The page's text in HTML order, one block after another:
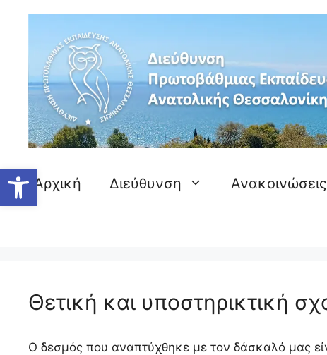
Ανοίξτε τη γραμμή εργαλείων
περιεχόμενο
Αρχική Διεύθυνση Ανακοινώσεις
Θετική και υποστηρικτική
Ο δεσμός που αναπτύχθηκε με τον δάσκαλό μας